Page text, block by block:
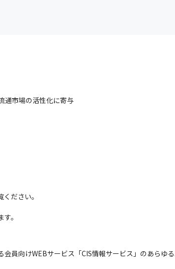
通市場の活性化に寄与
ださい。
。
員向けWEBサービス「CIS情報サービス」のあらゆ